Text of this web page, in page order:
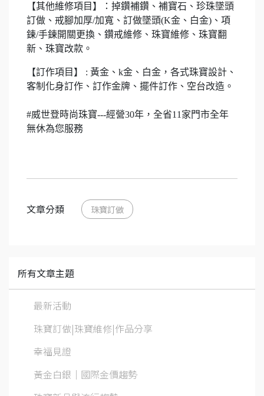
【其他維修項目】：掉鑽補鑽、補寶石、珍珠墜頭
訂做、戒腳加厚/加寬、訂做墜頭(K金、白金)、項
鍊/手鍊開關更換、鑽戒維修、珠寶維修、珠寶翻
新、珠寶改款。
【訂作項目】 : 黃金、k金、白金，各式珠寶設計、
客制化身訂作、訂作金牌、擺件訂作、空台改造。
#威世登時尚珠寶---經營30年，全省11家門市全年
無休為您服務
文章分類 珠寶訂做
所有文章主題
最新活動
珠寶訂做|珠寶維修|作品分享
幸福見證
黃金白銀│國際金價趨勢